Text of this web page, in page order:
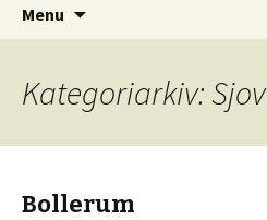
Menu
Kategoriarkiv: Sjov
Bollerum